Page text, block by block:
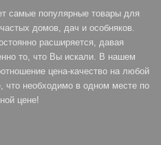
самые популярные товары для
домов, дач и особняков.
расширяется, давая
то, что Вы искали. В нашем
цена-качество на любой
что необходимо в одном месте по
цене!